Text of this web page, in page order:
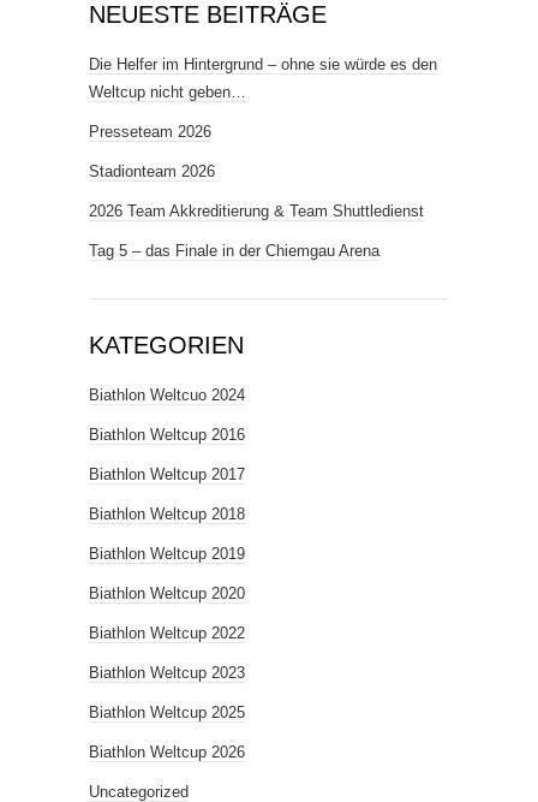
NEUESTE BEITRÄGE
Die Helfer im Hintergrund – ohne sie würde es den
Weltcup nicht geben…
Presseteam 2026
Stadionteam 2026
2026 Team Akkreditierung & Team Shuttledienst
Tag 5 – das Finale in der Chiemgau Arena
KATEGORIEN
Biathlon Weltcuo 2024
Biathlon Weltcup 2016
Biathlon Weltcup 2017
Biathlon Weltcup 2018
Biathlon Weltcup 2019
Biathlon Weltcup 2020
Biathlon Weltcup 2022
Biathlon Weltcup 2023
Biathlon Weltcup 2025
Biathlon Weltcup 2026
Uncategorized